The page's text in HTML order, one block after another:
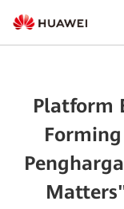
Platform